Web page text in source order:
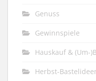
Genuss
Gewinnspiele
Hauskauf & (Um-
Herbst-